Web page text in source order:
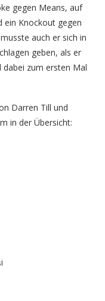
gegen Means, auf
ein Knockout gegen
auch er sich in
geben, als er
zum ersten Mal
Darren Till und
in der Übersicht: